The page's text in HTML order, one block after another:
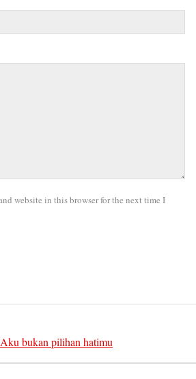
website in this browser for the next time I
bukan pilihan hatimu